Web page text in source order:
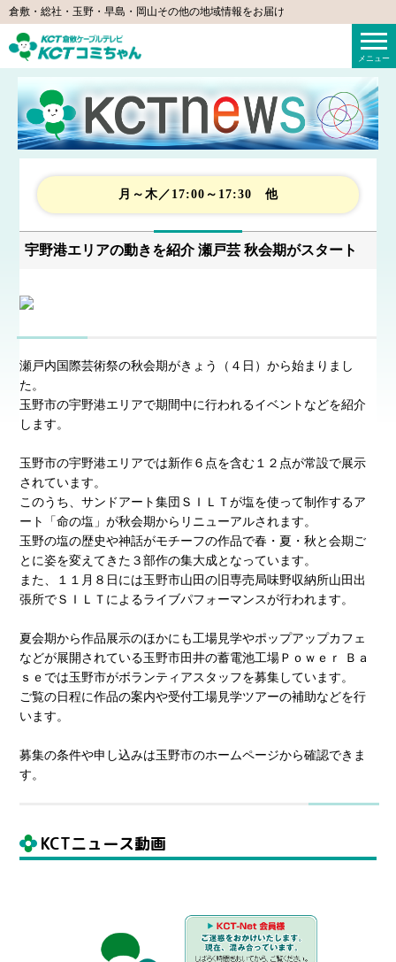
倉敷・総社・玉野・早島・岡山その他の地域情報をお届け
KCTコミちゃん（倉敷ケーブルテレビ）
メニュー
月～木／17:00～17:30 他
宇野港エリアの動きを紹介 瀬戸芸 秋会期がスタート
瀬戸内国際芸術祭の秋会期がきょう（４日）から始まりまし
た。
玉野市の宇野港エリアで期間中に行われるイベントなどを紹介
します。
玉野市の宇野港エリアでは新作６点を含む１２点が常設で展示
されています。
このうち、サンドアート集団ＳＩＬＴが塩を使って制作するア
ート「命の塩」が秋会期からリニューアルされます。
玉野の塩の歴史や神話がモチーフの作品で春・夏・秋と会期ご
とに姿を変えてきた３部作の集大成となっています。
また、１１月８日には玉野市山田の旧専売局味野収納所山田出
張所でＳＩＬＴによるライブパフォーマンスが行われます。
夏会期から作品展示のほかにも工場見学やポップアップカフェ
などが展開されている玉野市田井の蓄電池工場Ｐｏｗｅｒ Ｂａ
ｓｅでは玉野市がボランティアスタッフを募集しています。
ご覧の日程に作品の案内や受付工場見学ツアーの補助などを行
います。
募集の条件や申し込みは玉野市のホームページから確認できま
す。
KCTニュース動画